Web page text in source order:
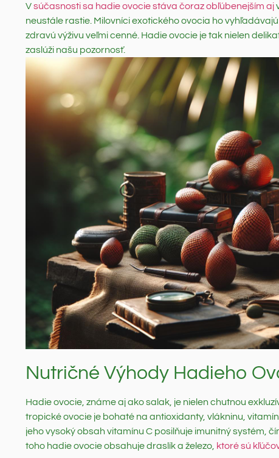
Vsúčasnosti sa hadie ovocie stáva čoraz obľúbenejším aj
neustále rastie. Milovníci exotického ovocia ho
zdravú výživu veľmi cenné. Hadie ovocie je tak nielen
zaslúži našu pozornosť.
Nutričné Výhody Hadieho
Hadie ovocie, známe aj ako salak, je nielen chutnou
tropické ovocie je bohaté na antioxidanty, vlákninu,
jeho vysoký obsah vitamínu C posilňuje imunitný systém,
toho hadie ovocie obsahuje draslík a železo, ktoré sú